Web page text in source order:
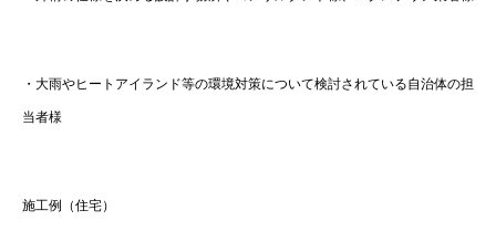
・大雨やヒートアイランド等の環境対策について検討されている自治体の担
当者様
施工例（住宅）